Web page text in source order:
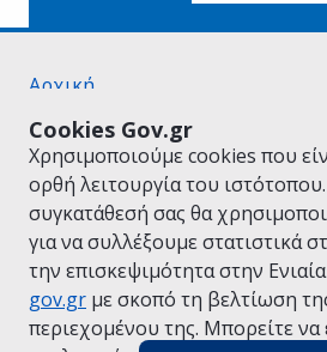
Cookies Gov.gr
Χρησιμοποιούμε cookies που
ορθή λειτουργία του
συγκατάθεσή σας θα
για να συλλέξουμε στατιστικά
την επισκεψιμότητα στην
gov.gr με σκοπό τη βελτίωση
περιεχομένου της. Μπορείτε να
Αρχική
Όροι Χρήσης
Πολιτική Απορρήτου
Δήλωση προσβασιμότητας
Πολιτική cookies
Προτάσεις για το gov.gr
Υλοποίηση από το Υπουργείο
Διακυβέρνησης
Ελληνικά |Αγγλικά